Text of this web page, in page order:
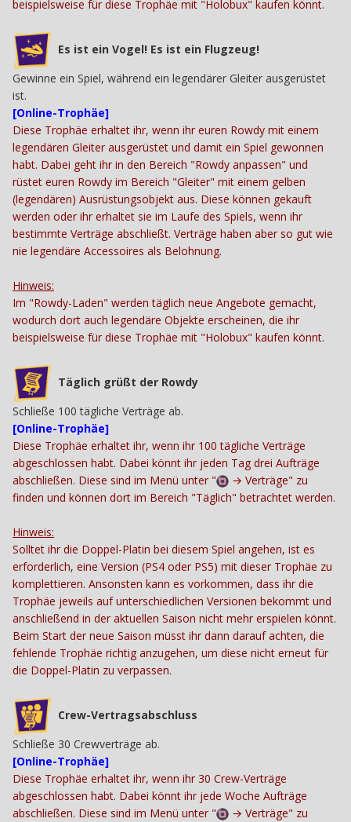
beispielsweise für diese Trophäe mit "Holobux" kaufen könnt.
Es ist ein Vogel! Es ist ein Flugzeug!
Gewinne ein Spiel, während ein legendärer Gleiter ausgerüstet
ist.
[Online-Trophäe]
Diese Trophäe erhaltet ihr, wenn ihr euren Rowdy mit einem
legendären Gleiter ausgerüstet und damit ein Spiel gewonnen
habt. Dabei geht ihr in den Bereich "Rowdy anpassen" und
rüstet euren Rowdy im Bereich "Gleiter" mit einem gelben
(legendären) Ausrüstungsobjekt aus. Diese können gekauft
werden oder ihr erhaltet sie im Laufe des Spiels, wenn ihr
bestimmte Verträge abschließt. Verträge haben aber so gut wie
nie legendäre Accessoires als Belohnung.
Hinweis:
Im "Rowdy-Laden" werden täglich neue Angebote gemacht,
wodurch dort auch legendäre Objekte erscheinen, die ihr
beispielsweise für diese Trophäe mit "Holobux" kaufen könnt.
Täglich grüßt der Rowdy
Schließe 100 tägliche Verträge ab.
[Online-Trophäe]
Diese Trophäe erhaltet ihr, wenn ihr 100 tägliche Verträge
abgeschlossen habt. Dabei könnt ihr jeden Tag drei Aufträge
abschließen. Diese sind im Menü unter "
→ Verträge" zu
finden und können dort im Bereich "Täglich" betrachtet werden.
Hinweis:
Solltet ihr die Doppel-Platin bei diesem Spiel angehen, ist es
erforderlich, eine Version (PS4 oder PS5) mit dieser Trophäe zu
komplettieren. Ansonsten kann es vorkommen, dass ihr die
Trophäe jeweils auf unterschiedlichen Versionen bekommt und
anschließend in der aktuellen Saison nicht mehr erspielen könnt.
Beim Start der neue Saison müsst ihr dann darauf achten, die
fehlende Trophäe richtig anzugehen, um diese nicht erneut für
die Doppel-Platin zu verpassen.
Crew-Vertragsabschluss
Schließe 30 Crewverträge ab.
[Online-Trophäe]
Diese Trophäe erhaltet ihr, wenn ihr 30 Crew-Verträge
abgeschlossen habt. Dabei könnt ihr jede Woche Aufträge
abschließen. Diese sind im Menü unter "
→ Verträge" zu